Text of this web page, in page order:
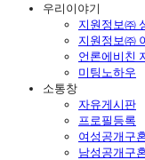
우리이야기
지원정보㈜
지원정보㈜
언론에비친
미팅노하우
소통창
자유게시판
프로필등록
여성공개구
남성공개구